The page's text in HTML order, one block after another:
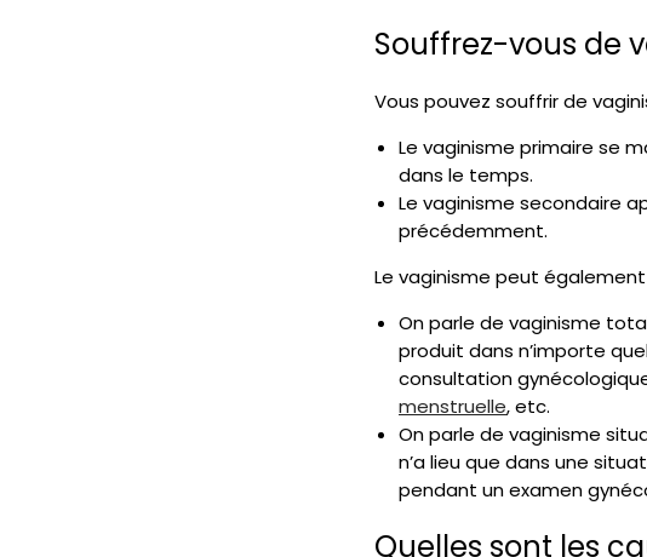
Souffrez-vous de
Vous pouvez souffrir de
Le vaginisme primaire se
dans le temps.
Le vaginisme secondaire
précédemment.
Le vaginisme peut
On parle de vaginisme
produit dans n’importe
consultation
menstruelle, etc.
On parle de vaginisme
n’a lieu que dans une
pendant un examen
Quelles sont les